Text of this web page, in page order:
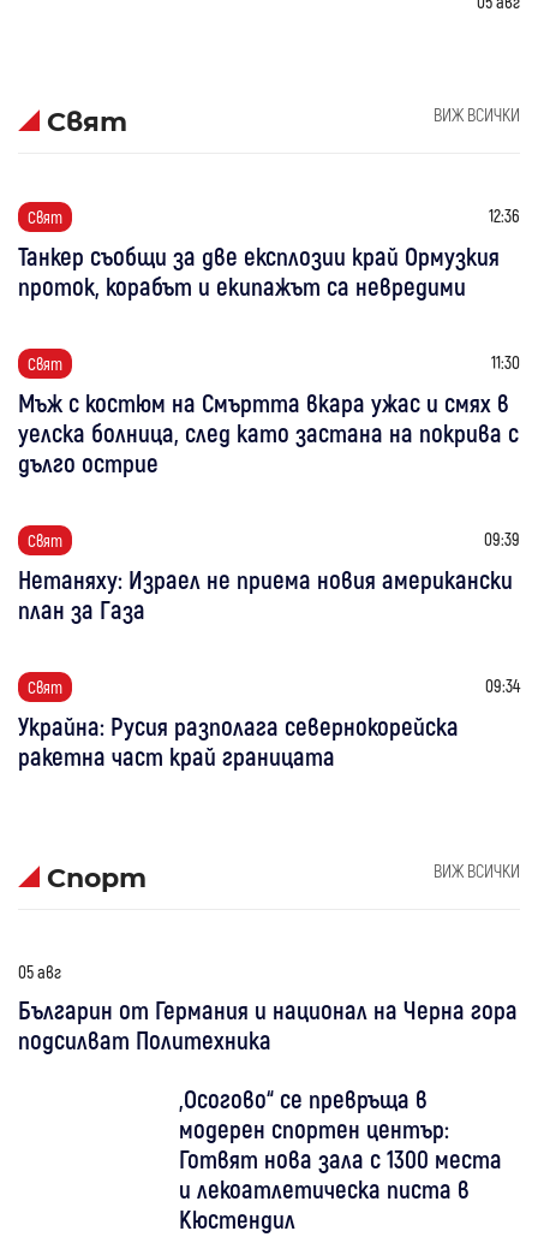
Свят ВИЖ ВСИЧКИ
Свят 12:36
Танкер съобщи за две експлозии край Ормузкия
проток, корабът и екипажът са невредими
Свят 11:30
Мъж с костюм на Смъртта вкара ужас и смях в
уелска болница, след като застана на покрива с
дълго острие
Свят 09:39
Нетаняху: Израел не приема новия американски
план за Газа
Свят 09:34
Украйна: Русия разполага севернокорейска
ракетна част край границата
Спорт ВИЖ ВСИЧКИ
05 авг
Българин от Германия и национал на Черна гора
подсилват Политехника
„Осогово“ се превръща в
модерен спортен център:
Готвят нова зала с 1300 места
и лекоатлетическа писта в
Кюстендил